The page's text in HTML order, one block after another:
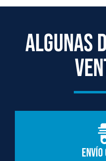
ALGUNAS